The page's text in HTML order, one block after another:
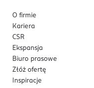
O firmie
Kariera
CSR
Ekspansja
Biuro prasowe
Złóż ofertę
Inspiracje